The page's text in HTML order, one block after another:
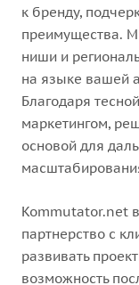
к бренду,
преимущества.
ниши и
на языке вашей
Благодаря
маркетингом,
основой для
Kommutator.net
партнерство с
развивать
возможность